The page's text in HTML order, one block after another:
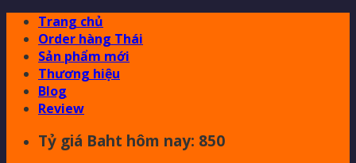
Skip
content
Trang chủ
Order hàng Thái
Sản phẩm mới
Thương hiệu
Blog
Review
Tỷ giá Baht hôm nay: 850